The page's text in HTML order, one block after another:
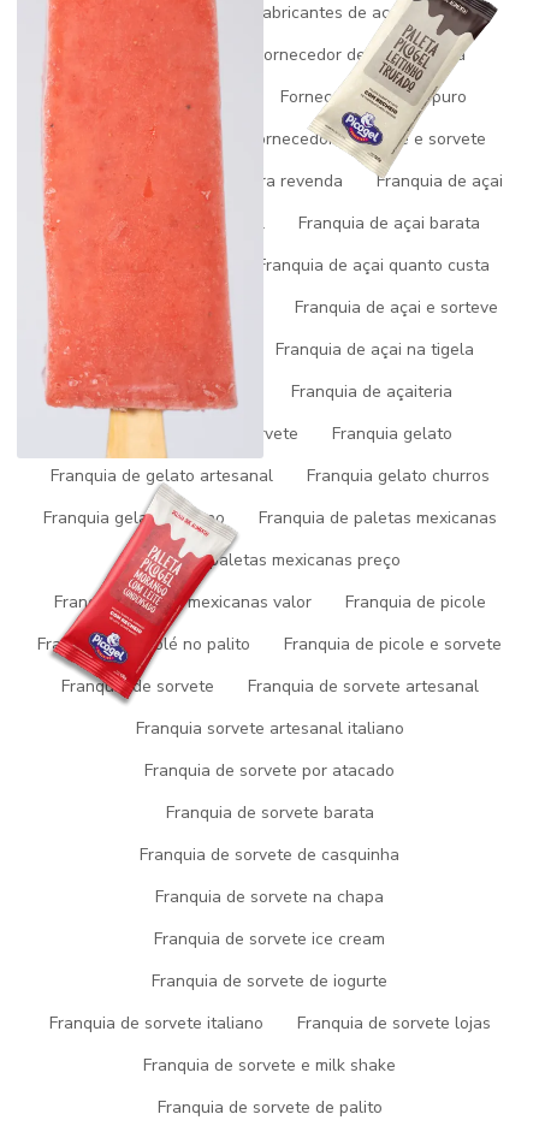
Fabricante de picolé
Fabricantes de açaí no brasil
Fornecedor de açai
Fornecedor de açai do pará
Fornecedor de açai mg
Fornecedor de açai puro
Fornecedor de picolé
Fornecedor de picole e sorvete
Fornecedores de sorvetes para revenda
Franquia de açai
Franquia de açai artesanal
Franquia de açai barata
Franquia de açai preço
Franquia de açai quanto custa
Franquia de açai self service
Franquia de açai e sorteve
Franquia de acai em sp
Franquia de açai na tigela
Franquia de açai valor
Franquia de açaiteria
Franquia fabrica de sorvete
Franquia gelato
Franquia de gelato artesanal
Franquia gelato churros
Franquia gelato italiano
Franquia de paletas mexicanas
Franquia paletas mexicanas preço
Franquia paletas mexicanas valor
Franquia de picole
Franquia de picolé no palito
Franquia de picole e sorvete
Franquia de sorvete
Franquia de sorvete artesanal
Franquia sorvete artesanal italiano
Franquia de sorvete por atacado
Franquia de sorvete barata
Franquia de sorvete de casquinha
Franquia de sorvete na chapa
Franquia de sorvete ice cream
Franquia de sorvete de iogurte
Franquia de sorvete italiano
Franquia de sorvete lojas
Franquia de sorvete e milk shake
Franquia de sorvete de palito
paletas mexicanas preçoaqui com os profissionais da Picogel
com métodos inovadores.
Veja abaixo alguns detalhes
sobre a empresa especialista
em franquia paletas mexicanas
A Picogel Sorvetes foca sua energia em proporcionar a seus